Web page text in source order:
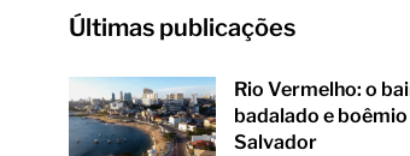
Últimas publicações
Rio Vermelho: o
badalado e
Salvador